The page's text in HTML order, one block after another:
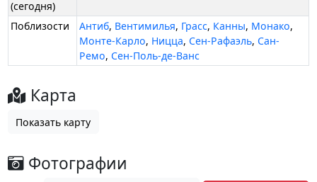
(сегодня)
Поблизости Антиб, Вентимилья, Грасс, Канны, Монако,
Монте-Карло, Ницца, Сeн-Рафаэль, Сан-
Ремо, Сен-Поль-де-Ванс
Карта
Показать карту
Фотографии